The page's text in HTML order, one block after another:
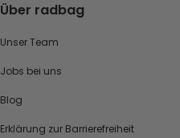
Über radbag
Unser Team
Jobs bei uns
Blog
Erklärung zur Barrierefreiheit